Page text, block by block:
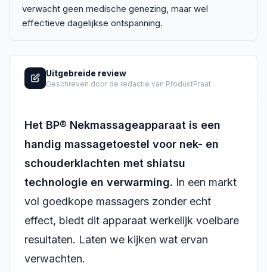
verwacht geen medische genezing, maar wel
effectieve dagelijkse ontspanning.
Uitgebreide review
Geschreven door de redactie van ProductPraat
Het BP® Nekmassageapparaat is een
handig massagetoestel voor nek- en
schouderklachten met shiatsu
technologie en verwarming. In een markt
vol goedkope massagers zonder echt
effect, biedt dit apparaat werkelijk voelbare
resultaten. Laten we kijken wat ervan
verwachten.